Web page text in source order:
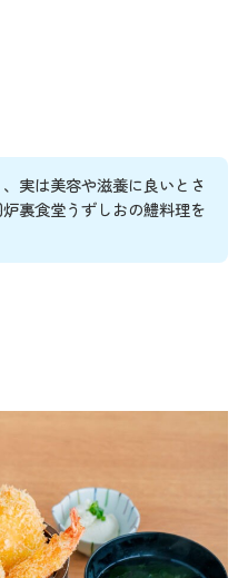
実は美容や滋養に良いとさ
裏食堂うずしおの鱧料理を